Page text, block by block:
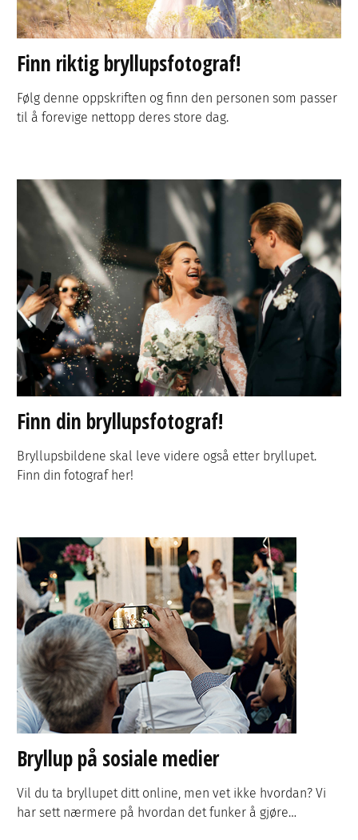
Finn riktig bryllupsfotograf!
Følg denne oppskriften og finn den personen som passer
til å forevige nettopp deres store dag.
Finn din bryllupsfotograf!
Bryllupsbildene skal leve videre også etter bryllupet.
Finn din fotograf her!
Bryllup på sosiale medier
Vil du ta bryllupet ditt online, men vet ikke hvordan? Vi
har sett nærmere på hvordan det funker å gjøre…